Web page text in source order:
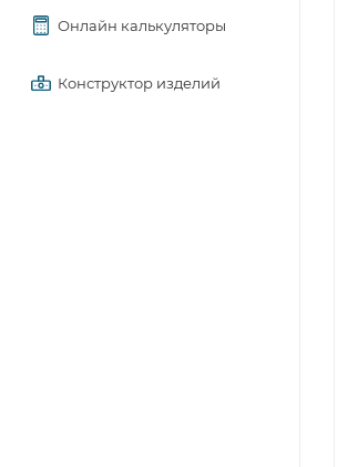
Онлайн калькуляторы
Конструктор изделий